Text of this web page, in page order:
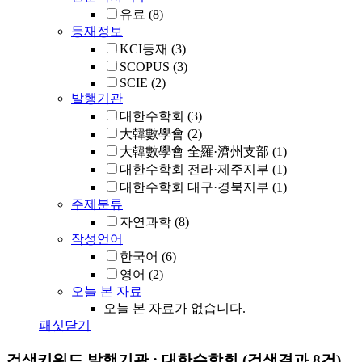
유료 (8)
등재정보
KCI등재 (3)
SCOPUS (3)
SCIE (2)
발행기관
대한수학회 (3)
大韓數學會 (2)
大韓數學會 全羅·濟州支部 (1)
대한수학회 전라·제주지부 (1)
대한수학회 대구·경북지부 (1)
주제분류
자연과학 (8)
작성언어
한국어 (6)
영어 (2)
오늘 본 자료
오늘 본 자료가 없습니다.
패싯닫기